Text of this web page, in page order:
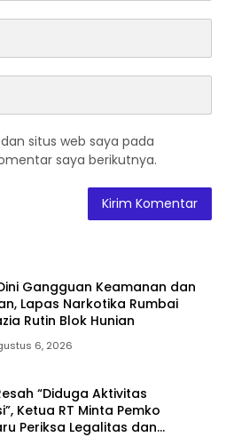
situs web saya pada
saya berikutnya.
Gangguan Keamanan dan
Lapas Narkotika Rumbai
Rutin Blok Hunian
6, 2026
“Diduga Aktivitas
Ketua RT Minta Pemko
Periksa Legalitas dan